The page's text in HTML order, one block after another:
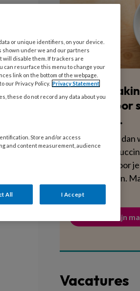
Blijf
scherp
per week.
Dat is minder dan
aan een
voedzamer voor
verplichtingen.
opzegbaar.
Activeer mijn
Vacatures
or unique identifiers, on your device.
shown under we and our partners
will disable them. If trackers are
can resurface this menu to change your
link on the bottom of the webpage.
our Privacy Policy. Privacy Statement
these do not record any data about you
Store and/or access
and content measurement, audience
All I Accept